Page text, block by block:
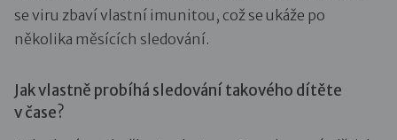
se viru zbaví vlastní imunitou, což se ukáže po
několika měsících sledování.
Jak vlastně probíhá sledování takového dítěte
v čase?